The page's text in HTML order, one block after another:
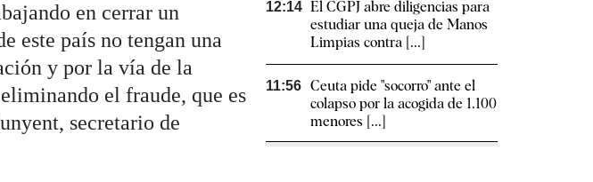
en cerrar un
este país no tengan una
y por la vía de la
el fraude, que es
secretario de
12:14 El CGPJ abre diligencias para
estudiar una queja de Manos
Limpias contra [...]
11:56 Ceuta pide "socorro" ante el
colapso por la acogida de 1.100
menores [...]